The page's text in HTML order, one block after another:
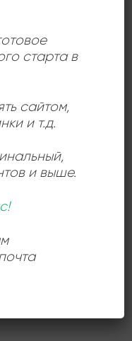
старта в
сайтом,
и т.д.
,
и выше.